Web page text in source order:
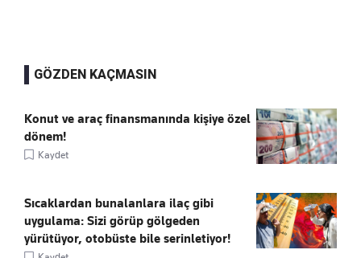
GÖZDEN KAÇMASIN
Konut ve araç finansmanında kişiye özel
dönem!
Kaydet
Sıcaklardan bunalanlara ilaç gibi
uygulama: Sizi görüp gölgeden
yürütüyor, otobüste bile serinletiyor!